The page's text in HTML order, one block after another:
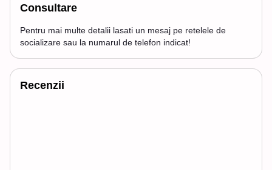
Consultare
Pentru mai multe detalii lasati un mesaj pe retelele de
socializare sau la numarul de telefon indicat!
Recenzii